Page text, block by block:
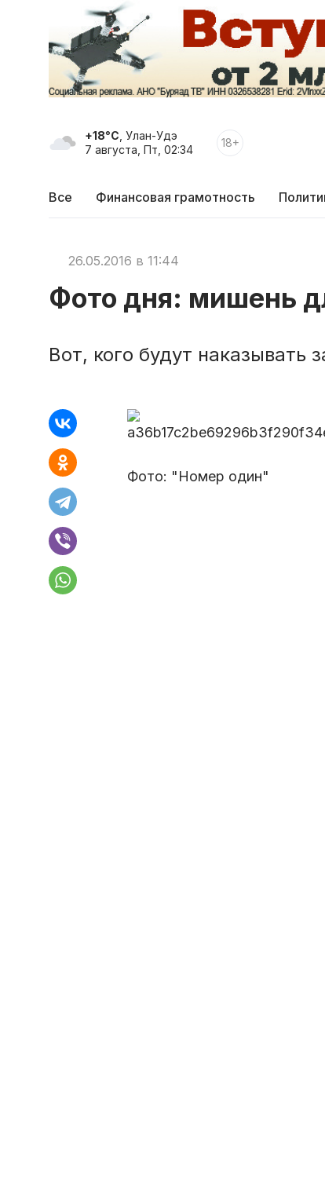
+18°C , Улан-Удэ
7 августа, Пт, 02:34
18+
Все Финансовая грамотность
26.05.2016 в 11:44
Фото дня: мишень
Вот, кого будут наказывать
Фото: "Номер один"